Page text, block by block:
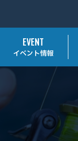
EVENT
イベント情報